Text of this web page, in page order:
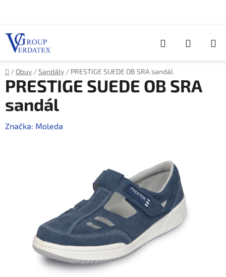
Hledat
KOŠÍK
Domů
/ Obuv /Sandály / PRESTIGE SUEDE OB SRA sandál
PRESTIGE SUEDE OB SRA
sandál
Značka: Moleda